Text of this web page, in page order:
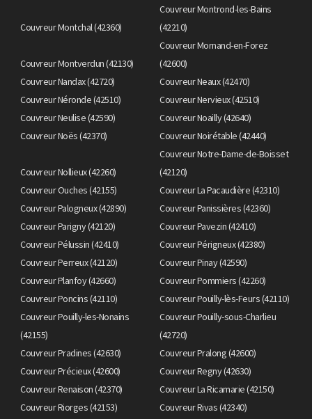
Couvreur Montchal (42360)
Couvreur Montrond-les-Bains
(42210)
Couvreur Montverdun (42130)
Couvreur Mornand-en-Forez
(42600)
Couvreur Nandax (42720)
Couvreur Neaux (42470)
Couvreur Néronde (42510)
Couvreur Nervieux (42510)
Couvreur Neulise (42590)
Couvreur Noailly (42640)
Couvreur Noës (42370)
Couvreur Noirétable (42440)
Couvreur Nollieux (42260)
Couvreur Notre-Dame-de-Boisset
(42120)
Couvreur Ouches (42155)
Couvreur La Pacaudière (42310)
Couvreur Palogneux (42890)
Couvreur Panissières (42360)
Couvreur Parigny (42120)
Couvreur Pavezin (42410)
Couvreur Pélussin (42410)
Couvreur Périgneux (42380)
Couvreur Perreux (42120)
Couvreur Pinay (42590)
Couvreur Planfoy (42660)
Couvreur Pommiers (42260)
Couvreur Poncins (42110)
Couvreur Pouilly-lès-Feurs (42110)
Couvreur Pouilly-les-Nonains
(42155)
Couvreur Pouilly-sous-Charlieu
(42720)
Couvreur Pradines (42630)
Couvreur Pralong (42600)
Couvreur Précieux (42600)
Couvreur Regny (42630)
Couvreur Renaison (42370)
Couvreur La Ricamarie (42150)
Couvreur Riorges (42153)
Couvreur Rivas (42340)